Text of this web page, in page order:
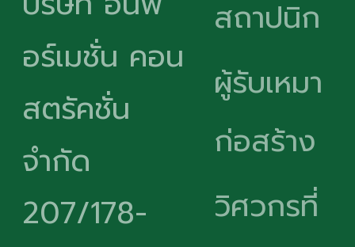
อร์เมชั่น คอน
สตรัคชั่น
จำกัด
207/178-
สถาปนิก
ผู้รับเหมา
ก่อสร้าง
วิศวกรที่